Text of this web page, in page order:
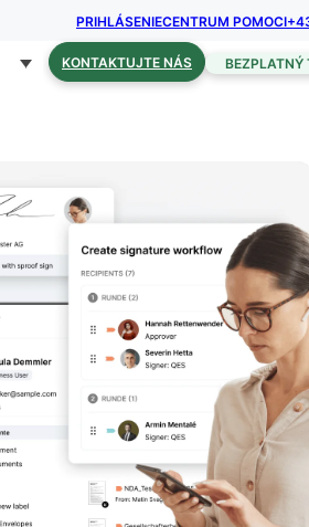
PRIHLÁSENIECENTRUM POMOCI
KONTAKTUJTE NÁS BEZPLATNÝ